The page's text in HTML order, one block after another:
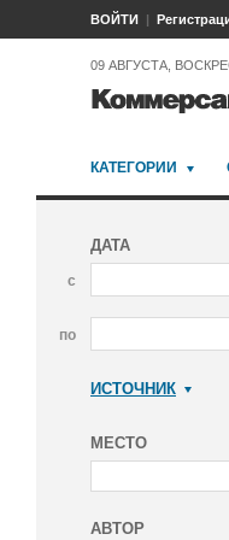
ВОЙТИ
09 АВГУСТА,
КАТЕГОРИИ
ДАТА
с
по
ИСТОЧНИК
МЕСТО
АВТОР